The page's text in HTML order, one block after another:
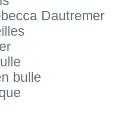
Dautremer
bulle